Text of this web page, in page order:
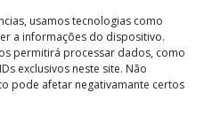
usamos tecnologias como
a informações do dispositivo.
permitirá processar dados, como
exclusivos neste site. Não
pode afetar negativamante certos